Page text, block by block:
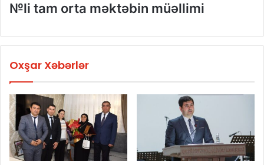
№li tam orta məktəbin müəllimi
Oxşar Xəbərlər